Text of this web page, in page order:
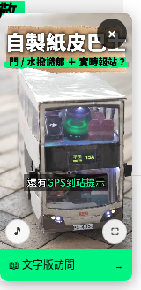
醫院手術室鏡頭拍
更馬上開逃生門確
×
🎵 ⛶
📖 文字版訪問 →